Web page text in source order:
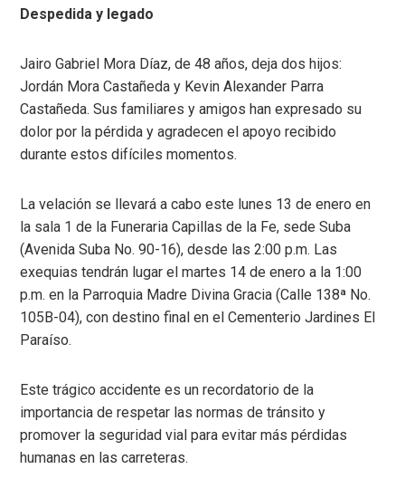
Despedida y legado
Jairo Gabriel Mora Díaz, de 48 años, deja dos hijos:
Jordán Mora Castañeda y Kevin Alexander Parra
Castañeda. Sus familiares y amigos han expresado su
dolor por la pérdida y agradecen el apoyo recibido
durante estos difíciles momentos.
La velación se llevará a cabo este lunes 13 de enero en
la sala 1 de la Funeraria Capillas de la Fe, sede Suba
(Avenida Suba No. 90-16), desde las 2:00 p.m. Las
exequias tendrán lugar el martes 14 de enero a la 1:00
p.m. en la Parroquia Madre Divina Gracia (Calle 138ª No.
105B-04), con destino final en el Cementerio Jardines El
Paraíso.
Este trágico accidente es un recordatorio de la
importancia de respetar las normas de tránsito y
promover la seguridad vial para evitar más pérdidas
humanas en las carreteras.